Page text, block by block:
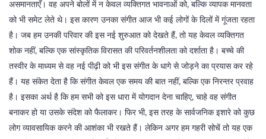
असमानताएँ। वह अपने बोलों में न केवल व्यक्तिगत भावनाओं को, बल्कि व्यापक मानवता
को भी समेट लेते थे। इस कारण उनका संगीत आज भी कई लोगों के दिलों में गूंजता रहता
है। जब हम उनकी परिवार की इस नई शुरुआत को देखते हैं, तो यह केवल व्यक्तिगत
शोक नहीं, बल्कि एक सांस्कृतिक विरासत की परिवर्तनशीलता को दर्शाता है। बच्चे की
तस्वीर के माध्यम से वह नई पीढ़ी को भी इस संगीत के धागे से जोड़ने का प्रयास कर रहे
हैं। यह संकेत देता है कि संगीत केवल एक समय की बात नहीं, बल्कि एक निरन्तर प्रवाह
है। इसका अर्थ है कि हम सभी को इस धारा में योगदान देना चाहिए, चाहे वह संगीत
बनाकर हो या उसके संदेश को फैलाकर। फिर भी, इस तरह के सार्वजनिक इशारे को कुछ
लोग व्यावसायिक करने की आशंका भी रखते हैं। लेकिन अगर हम गहरी सोचें तो यह एक